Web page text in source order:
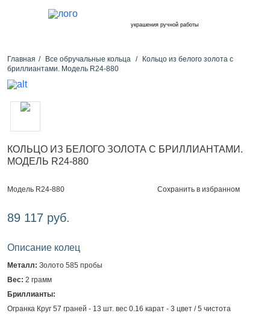
украшения ручной работы
Главная Все обручальные кольца
Кольцо из белого золота с
бриллиантами. Модель R24-880
КОЛЬЦО ИЗ БЕЛОГО ЗОЛОТА С БРИЛЛИАНТАМИ.
МОДЕЛЬ R24-880
Модель R24-880 Сохранить в избранном
89 117 руб.
Описание колец
Металл: Золото 585 пробы
Вес: 2 грамм
Бриллианты:
Огранка Круг 57 граней - 13 шт. вес 0.16 карат - 3 цвет / 5 чистота